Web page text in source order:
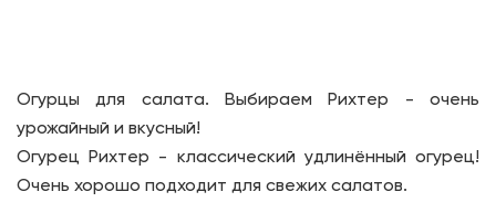
Огурцы для салата. Выбираем Рихтер - очень
урожайный и вкусный!
Огурец Рихтер - классический удлинённый огурец!
Очень хорошо подходит для свежих салатов.